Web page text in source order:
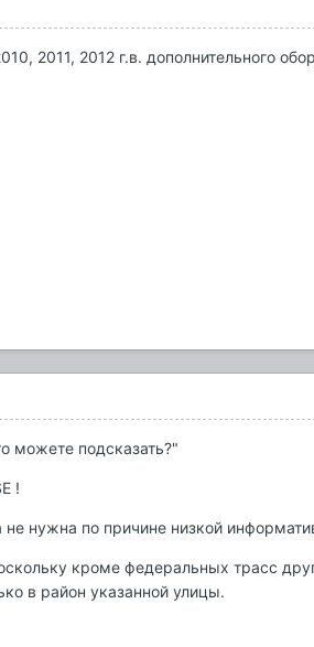
2011, 2012 г.в. дополнительного
можете подсказать?"
!
нужна по причине низкой
кроме федеральных трасс
в район указанной улицы.